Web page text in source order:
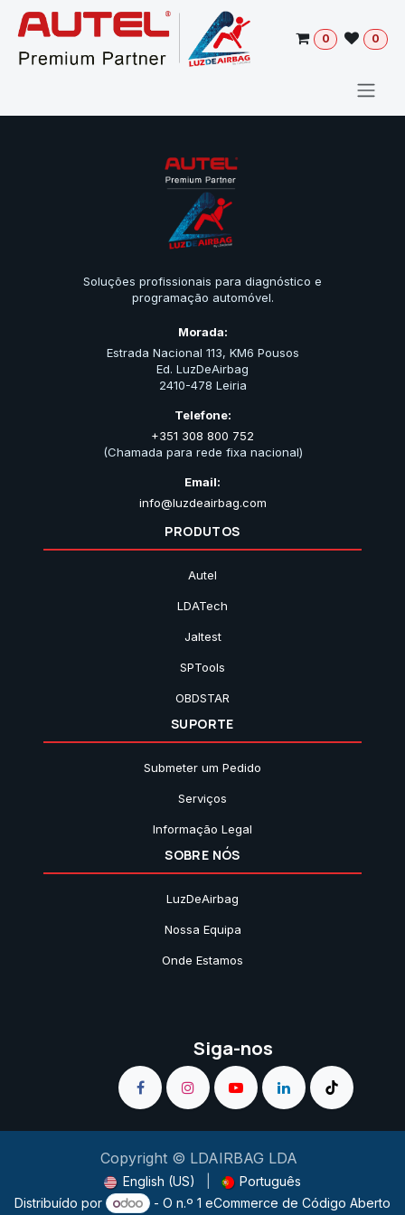
Pular para o conteúdo
0 0
Soluções profissionais para diagnóstico e
programação automóvel.
Morada:
Estrada Nacional 113, KM6 Pousos
Ed. LuzDeAirbag
2410-478 Leiria
Telefone:
+351 308 800 752
(Chamada para rede fixa nacional)
Email:
info@luzdeairbag.com
PRODUTOS
Autel
LDATech
Jaltest
SPTools
OBDSTAR
SUPORTE
Submeter um Pedido
Serviços
Informação Legal
SOBRE NÓS
LuzDeAirbag
Nossa Equipa
Onde Estamos
Siga-nos
Copyright © LDAIRBAG LDA
English (US)
Português
Distribuído por
- O n.º 1 eCommerce de Código Aberto